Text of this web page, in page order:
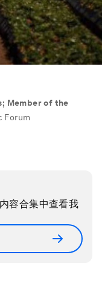
Member of the
Forum
容合集中查看我